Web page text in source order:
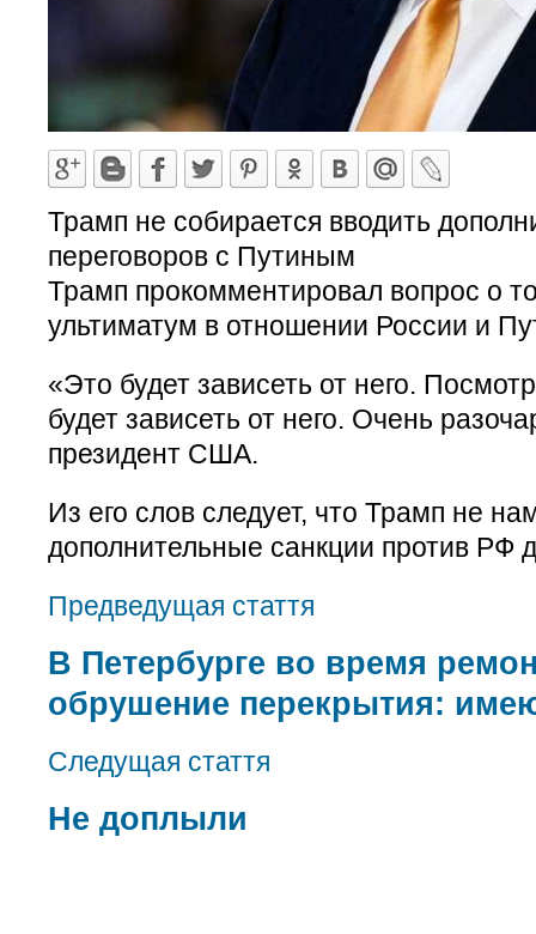
Трамп не собирается вводить
переговоров с Путиным
Трамп прокомментировал вопрос о
ультиматум в отношении России и
«Это будет зависеть от него.
будет зависеть от него. Очень
президент США.
Из его слов следует, что Трамп не
дополнительные санкции против РФ
Предведущая стаття
В Петербурге во время
обрушение перекрытия:
Следущая стаття
Не доплыли